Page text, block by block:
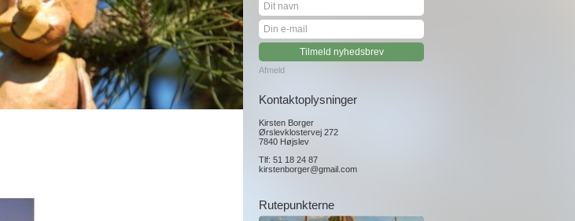
Afmeld
Kontaktoplysninger
Kirsten Borger
Ørslevklostervej 272
7840 Højslev
Tlf: 51 18 24 87
kirstenborger@gmail.com
Rutepunkterne